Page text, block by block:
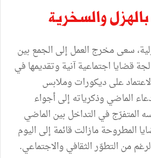
والسخرية
سعى مخرج العمل إلى الجمع بين
قضايا اجتماعية آنية وتقديمها في
على ديكورات وملابس
الماضي وذكرياته إلى أجواء
المتفرّج في التداخل بين الماضي
المطروحة مازالت قائمة إلى اليوم
من التطوّر الثقافي والاجتماعي.